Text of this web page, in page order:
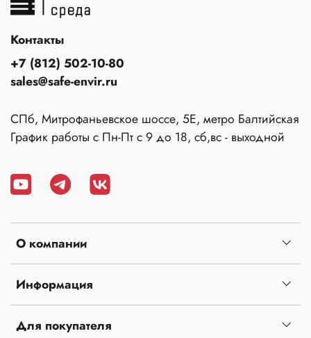
О компании
Информация
Для покупателя
Контакты
+7 (812) 502-10-80
sales@safe-envir.ru
СПб, Митрофаньевское шоссе, 5Е, метро Балтийская
График работы с Пн-Пт с 9 до 18, сб,вс - выходной